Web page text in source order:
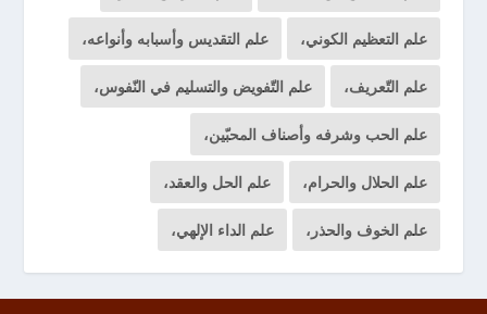
علم التعظيم الكوني، علم التقديس وأسبابه وأنواعه،
علم التّعريف، علم التّفويض والتسليم في النّفوس،
علم الحب وشرفه وأصناف المحبّين،
علم الحلال والحرام، علم الحل والعقد،
علم الخوف والحذر، علم الداء الإلهي،